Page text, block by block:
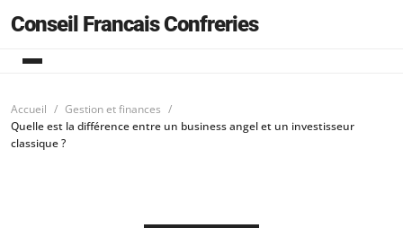
Conseil Francais Confreries
Accueil
Gestion et finances
Quelle est la différence entre un business angel et un investisseur
classique ?